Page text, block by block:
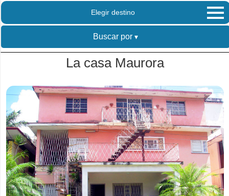
Elegir destino
Buscar por
La casa Maurora